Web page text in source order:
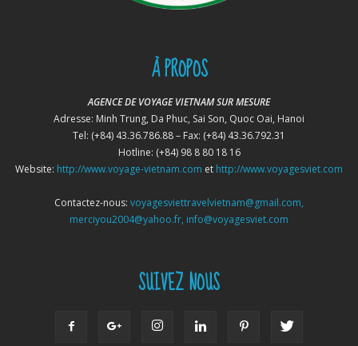
À PROPOS
AGENCE DE VOYAGE VIETNAM SUR MESURE
Adresse: Minh Trung, Da Phuc, Sai Son, Quoc Oai, Hanoi
Tel: (+84) 43.36.786.88 – Fax: (+84) 43.36.792.31
Hotline: (+84) 98 8 80 18 16
Website: http://www.voyage-vietnam.com et http://www.voyagesviet.com
Contactez-nous: voyagesviettravelvietnam@gmail.com,
merciyou2004@yahoo.fr, info@voyagesviet.com
SUIVEZ NOUS